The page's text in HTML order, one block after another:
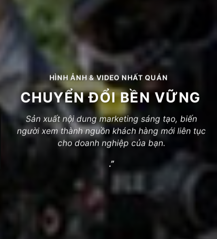
HÌNH ẢNH & VIDEO NHẤT QUÁN
CHUYỂN ĐỔI BỀN VỮNG
Sản xuất nội dung marketing sáng tạo, biến
người xem thành nguồn khách hàng mới liên tục
cho doanh nghiệp của bạn.
.”